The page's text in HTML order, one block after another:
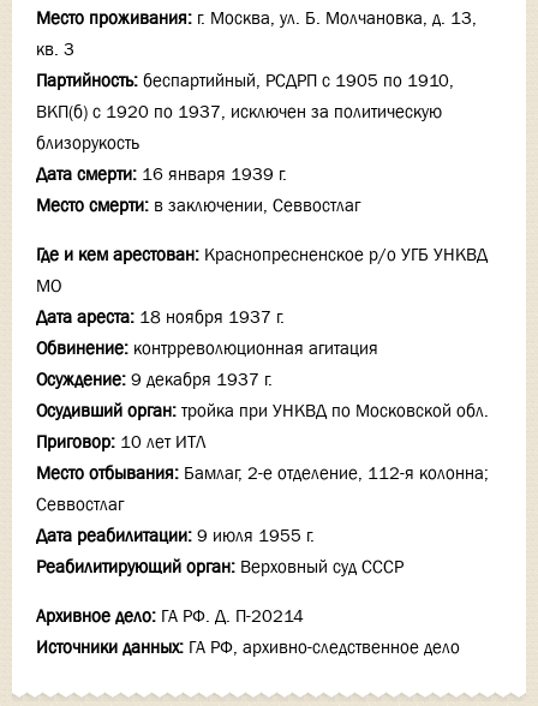
Место проживания: г. Москва, ул. Б. Молчановка, д. 13,
кв. 3
Партийность: беспартийный, РСДРП с 1905 по 1910,
ВКП(б) с 1920 по 1937, исключен за политическую
близорукость
Дата смерти: 16 января 1939 г.
Место смерти: в заключении, Севвостлаг
Где и кем арестован: Краснопресненское р/о УГБ УНКВД
МО
Дата ареста: 18 ноября 1937 г.
Обвинение: контрреволюционная агитация
Осуждение: 9 декабря 1937 г.
Осудивший орган: тройка при УНКВД по Московской обл.
Приговор: 10 лет ИТЛ
Место отбывания: Бамлаг, 2-е отделение, 112-я колонна;
Севвостлаг
Дата реабилитации: 9 июля 1955 г.
Реабилитирующий орган: Верховный суд СССР
Архивное дело: ГА РФ. Д. П-20214
Источники данных: ГА РФ, архивно-следственное дело